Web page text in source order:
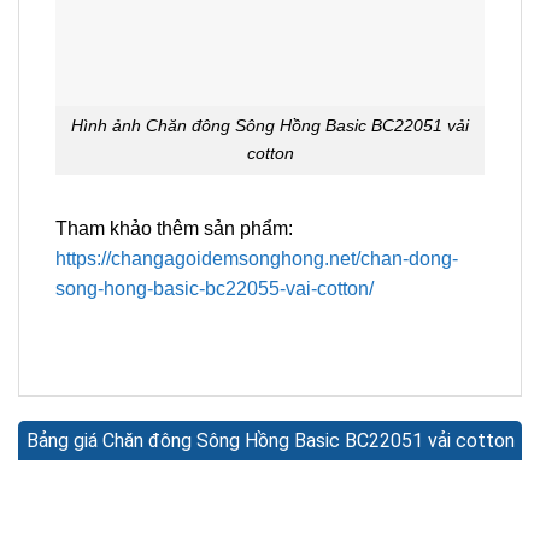
Hình ảnh Chăn đông Sông Hồng Basic BC22051 vải
cotton
Tham khảo thêm sản phẩm:
https://changagoidemsonghong.net/chan-dong-
song-hong-basic-bc22055-vai-cotton/
Bảng giá Chăn đông Sông Hồng Basic BC22051 vải cotton